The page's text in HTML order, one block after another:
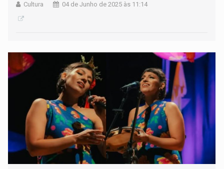
Cultura 04 de Junho de 2025 às 11:14